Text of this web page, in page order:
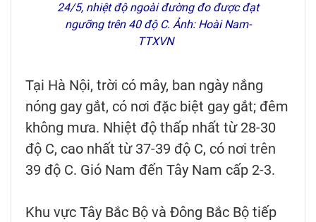
24/5, nhiệt độ ngoài đường đo được đạt
ngưỡng trên 40 độ C. Ảnh: Hoài Nam-
TTXVN
Tại Hà Nội, trời có mây, ban ngày nắng
nóng gay gắt, có nơi đặc biệt gay gắt; đêm
không mưa. Nhiệt độ thấp nhất từ 28-30
độ C, cao nhất từ 37-39 độ C, có nơi trên
39 độ C. Gió Nam đến Tây Nam cấp 2-3.
Khu vực Tây Bắc Bộ và Đông Bắc Bộ tiếp